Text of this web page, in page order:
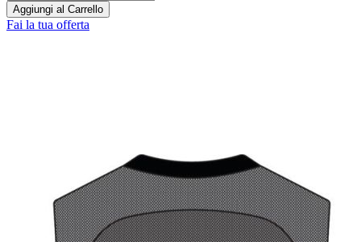
Aggiungi al Carrello
Fai la tua offerta